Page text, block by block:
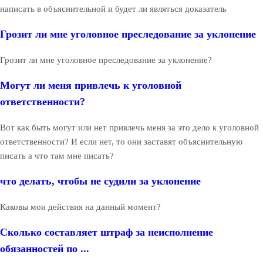
написать в объяснительной и будет ли являться доказатель
Грозит ли мне уголовное преследование за уклонение
Грозит ли мне уголовное преследование за уклонение?
Могут ли меня привлечь к уголовной
ответственности?
Вот как быть могут или нет привлечь меня за это дело к уголовной
ответственности? И если нет, то они заставят объяснительную
писать а что там мне писать?
что делать, чтобы не судили за уклонение
Каковы мои действия на данный момент?
Сколько составляет штраф за неисполнение
обязанностей по ...